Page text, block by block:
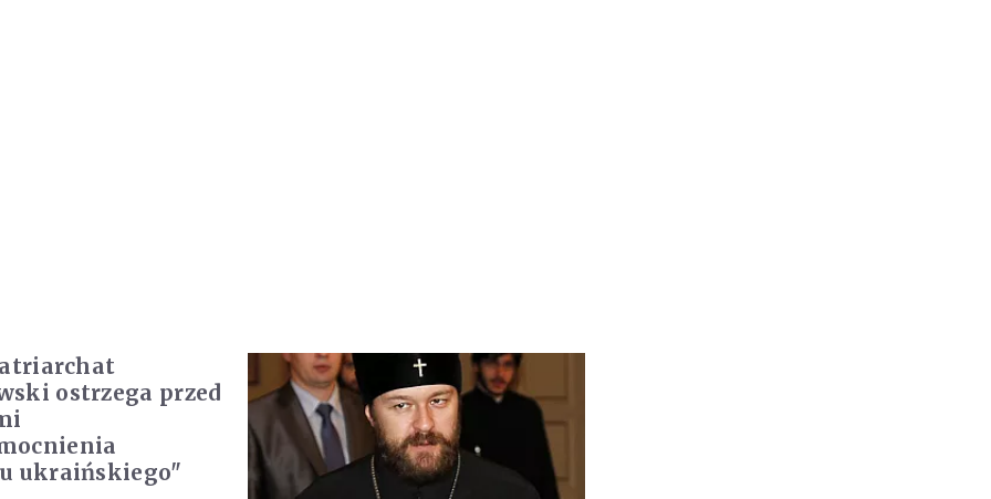
ostrzega przed
ukraińskiego"